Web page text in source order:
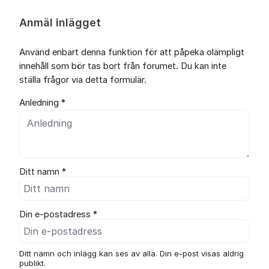
Anmäl inlägget
Använd enbart denna funktion för att påpeka olämpligt
innehåll som bör tas bort från forumet. Du kan inte
ställa frågor via detta formulär.
Anledning *
Ditt namn *
Din e-postadress *
Ditt namn och inlägg kan ses av alla. Din e-post visas aldrig
publikt.